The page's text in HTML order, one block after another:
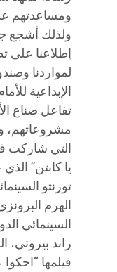
ومساعدتهم
ولذلك أشجع
إطلاعنا على
لمواردنا
الإبداعية
تفاعل صناع
مشروعاتهم،
يا كابتن”
الهرم
السينمائي
فيلمها